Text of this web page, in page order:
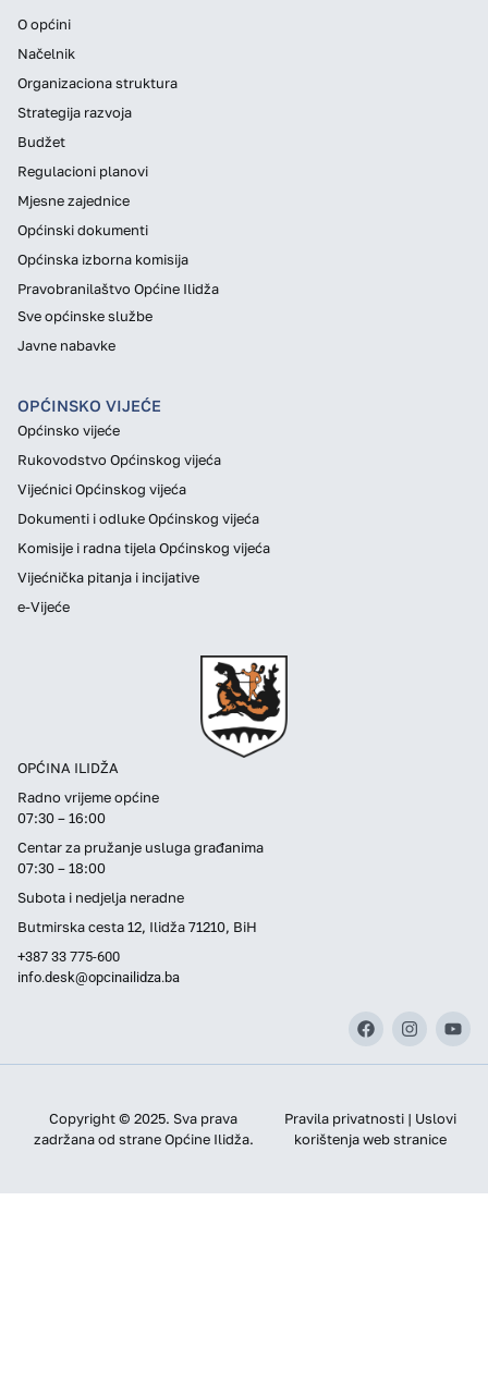
OPĆINA ILIDŽA
Radno vrijeme općine
07:30 – 16:00
Centar za pružanje usluga građanima
07:30 – 18:00
Subota i nedjelja neradne
Butmirska cesta 12, Ilidža 71210, BiH
+387 33 775-600
info.desk@opcinailidza.ba
O općini
Načelnik
Organizaciona struktura
Strategija razvoja
Budžet
Regulacioni planovi
Mjesne zajednice
Općinski dokumenti
Općinska izborna komisija
Pravobranilaštvo Općine Ilidža
Sve općinske službe
Javne nabavke
OPĆINSKO VIJEĆE
Općinsko vijeće
Rukovodstvo Općinskog vijeća
Vijećnici Općinskog vijeća
Dokumenti i odluke Općinskog vijeća
Komisije i radna tijela Općinskog vijeća
Vijećnička pitanja i incijative
e-Vijeće
Copyright © 2025. Sva prava
zadržana od strane Općine Ilidža.
Pravila privatnosti | Uslovi
korištenja web stranice